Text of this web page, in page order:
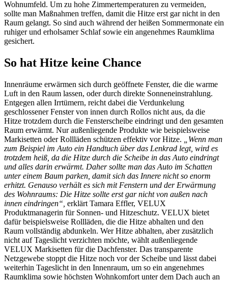
Wohnumfeld. Um zu hohe Zimmertemperaturen zu vermeiden,
sollte man Maßnahmen treffen, damit die Hitze erst gar nicht in den
Raum gelangt. So sind auch während der heißen Sommermonate ein
ruhiger und erholsamer Schlaf sowie ein angenehmes Raumklima
gesichert.
So hat Hitze keine Chance
Innenräume erwärmen sich durch geöffnete Fenster, die die warme
Luft in den Raum lassen, oder durch direkte Sonneneinstrahlung.
Entgegen allen Irrtümern, reicht dabei die Verdunkelung
geschlossener Fenster von innen durch Rollos nicht aus, da die
Hitze trotzdem durch die Fensterscheibe eindringt und den gesamten
Raum erwärmt. Nur außenliegende Produkte wie beispielsweise
Markisetten oder Rollläden schützen effektiv vor Hitze.
„Wenn man
zum Beispiel im Auto ein Handtuch über das Lenkrad legt, wird es
trotzdem heiß, da die Hitze durch die Scheibe in das Auto eindringt
und alles darin erwärmt. Daher sollte man das Auto im Schatten
unter einem Baum parken, damit sich das Innere nicht so enorm
erhitzt. Genauso verhält es sich mit Fenstern und der Erwärmung
des Wohnraums: Die Hitze sollte erst gar nicht von außen nach
innen eindringen“, erklärt Tamara Effler, VELUX
Produktmanagerin für Sonnen- und Hitzeschutz. VELUX bietet
dafür beispielsweise Rollläden, die die Hitze abhalten und den
Raum vollständig abdunkeln. Wer Hitze abhalten, aber zusätzlich
nicht auf Tageslicht verzichten möchte, wählt außenliegende
VELUX Markisetten für die Dachfenster. Das transparente
Netzgewebe stoppt die Hitze noch vor der Scheibe und lässt dabei
weiterhin Tageslicht in den Innenraum, um so ein angenehmes
Raumklima sowie höchsten Wohnkomfort unter dem Dach auch an